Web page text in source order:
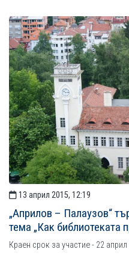
13 април 2015, 12:19
„Априлов – Палаузов“
тема „Как библиотеката
Краен срок за участие - 22 април